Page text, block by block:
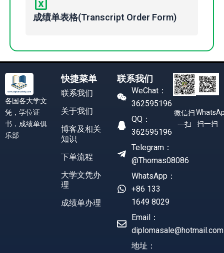
成绩单表格(Transcript Order Form)
各国各大学文
凭，学位证
书，成绩单俱
乐部
快捷菜单
联系我们
关于我们
博客及相关
知识
下单流程
大学文凭办
理
成绩单办理
联系我们
WeChat：
362595196
QQ：
362595196
Telegram：
@Thomas08086
WhatsApp：
+86 133
1649 8029
Email：
diplomasale@hotmail.com
地址：
微信扫
一扫
扫一扫